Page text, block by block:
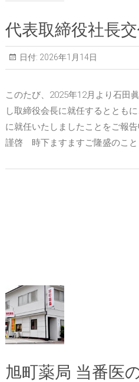
代表取締役社長
日付: 2026年1月14日
このたび、2025年12月より石田
し取締役会長に就任するととも
に就任いたしましたことをご報
謹啓 時下ますますご隆盛のこと
旭町薬局 当番医